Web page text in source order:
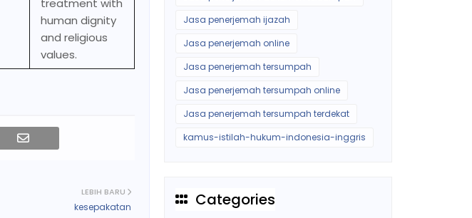
treatment with
human dignity
and religious
values.
LEBIH BARU
kesepakatan
Jasa penerjemah ijazah
Jasa penerjemah online
Jasa penerjemah tersumpah
Jasa penerjemah tersumpah online
Jasa penerjemah tersumpah terdekat
kamus-istilah-hukum-indonesia-inggris
Categories